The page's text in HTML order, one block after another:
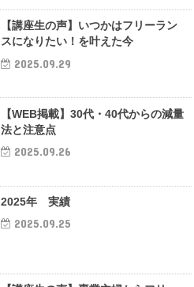
【講座生の声】いつかはフリーラン
スになりたい！を叶えた今
2025.09.29
【WEB掲載】30代・40代からの減量
法と注意点
2025.09.26
2025年 実績
2025.09.25